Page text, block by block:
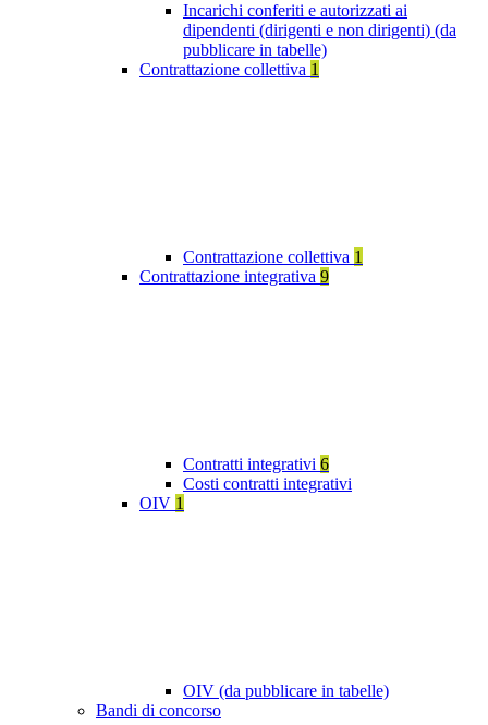
Incarichi conferiti e autorizzati ai
dipendenti (dirigenti e non dirigenti) (da
pubblicare in tabelle)
Contrattazione collettiva 1
Contrattazione collettiva 1
Contrattazione integrativa 9
Contratti integrativi 6
Costi contratti integrativi
OIV 1
OIV (da pubblicare in tabelle)
Bandi di concorso